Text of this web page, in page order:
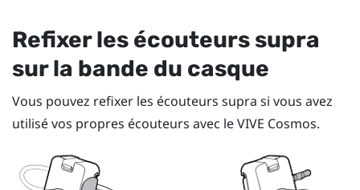
Refixer les écouteurs supra
sur la bande du casque
Vous pouvez refixer les écouteurs supra si vous avez
utilisé vos propres écouteurs avec leVIVE Cosmos.